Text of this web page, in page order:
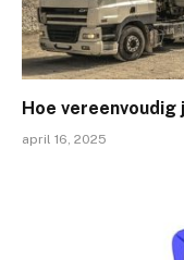
Hoe
april 16, 2025